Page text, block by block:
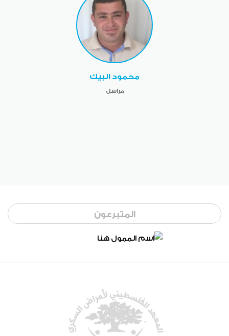
محمود البيك
مراسل
المتبرعون